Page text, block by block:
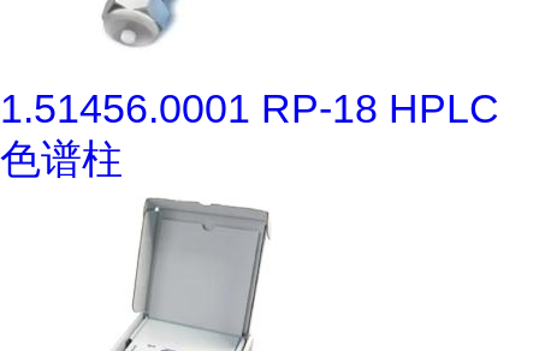
1.51456.0001 RP-18 HPLC
色谱柱